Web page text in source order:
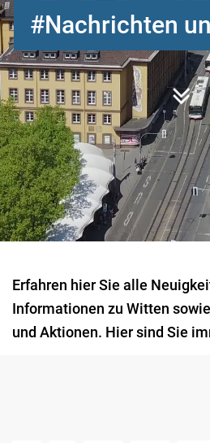
Nachrichten
Erfahren hier Sie alle
Informationen zu Witten
und Aktionen. Hier sind Sie